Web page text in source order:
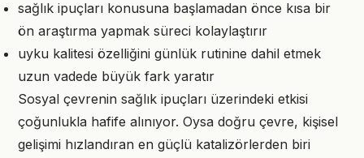
sağlık ipuçları konusuna başlamadan önce kısa bir
ön araştırma yapmak süreci kolaylaştırır
uyku kalitesi özelliğini günlük rutinine dahil etmek
uzun vadede büyük fark yaratır
Sosyal çevrenin sağlık ipuçları üzerindeki etkisi
çoğunlukla hafife alınıyor. Oysa doğru çevre, kişisel
gelişimi hızlandıran en güçlü katalizörlerden biri